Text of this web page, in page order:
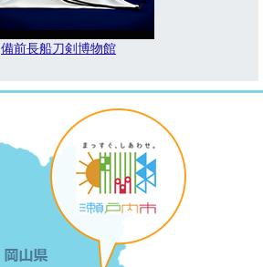
備前長船刀剣博物館